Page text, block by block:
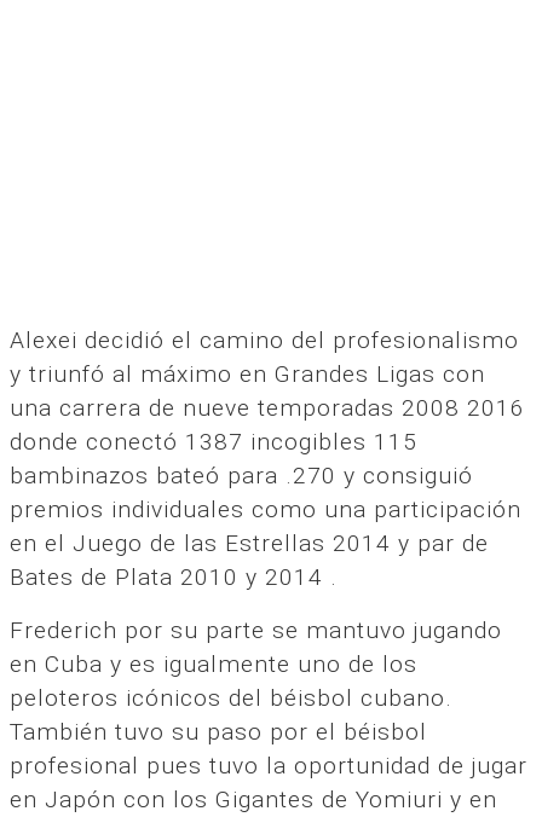
Alexei decidió el camino del profesionalismo
y triunfó al máximo en Grandes Ligas con
una carrera de nueve temporadas 2008 2016
donde conectó 1387 incogibles 115
bambinazos bateó para .270 y consiguió
premios individuales como una participación
en el Juego de las Estrellas 2014 y par de
Bates de Plata 2010 y 2014 .
Frederich por su parte se mantuvo jugando
en Cuba y es igualmente uno de los
peloteros icónicos del béisbol cubano.
También tuvo su paso por el béisbol
profesional pues tuvo la oportunidad de jugar
en Japón con los Gigantes de Yomiuri y en